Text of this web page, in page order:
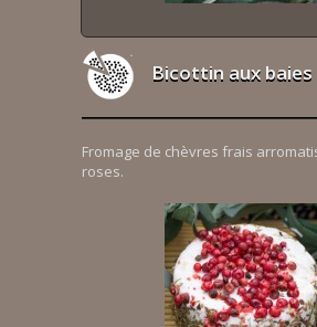
Bicottin aux
Fromage de chèvres frais
roses.